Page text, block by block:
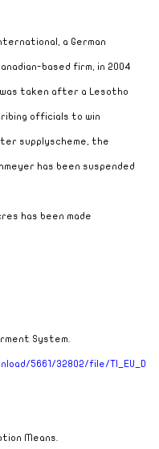
a German
based firm, in 2004
taken after a Lesotho
officials to win
supplyscheme, the
has been suspended
has been made
System.
5661/32802/file/
Means.